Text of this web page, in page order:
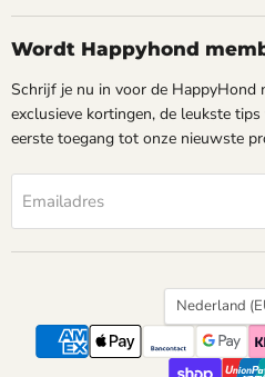
Wordt Happyhond
Schrijf je nu in voor de HappyHond
exclusieve kortingen, de leukste
eerste toegang tot onze nieuwste
Emailadres
Land
Nederland